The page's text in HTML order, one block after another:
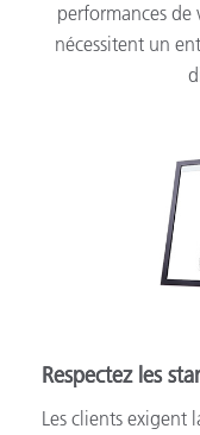
performances
nécessitent un
Respectez les
Les clients exigent